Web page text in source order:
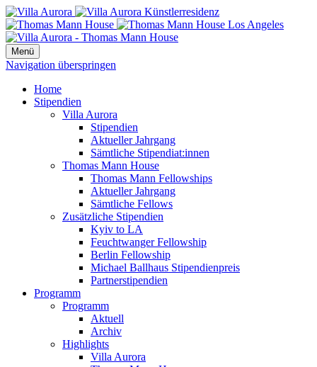
Menü
Navigation überspringen
Home
Stipendien
Villa Aurora
Stipendien
Aktueller Jahrgang
Sämtliche Stipendiat:innen
Thomas Mann House
Thomas Mann Fellowships
Aktueller Jahrgang
Sämtliche Fellows
Zusätzliche Stipendien
Kyiv to LA
Feuchtwanger Fellowship
Berlin Fellowship
Michael Ballhaus Stipendienpreis
Partnerstipendien
Programm
Programm
Aktuell
Archiv
Highlights
Villa Aurora